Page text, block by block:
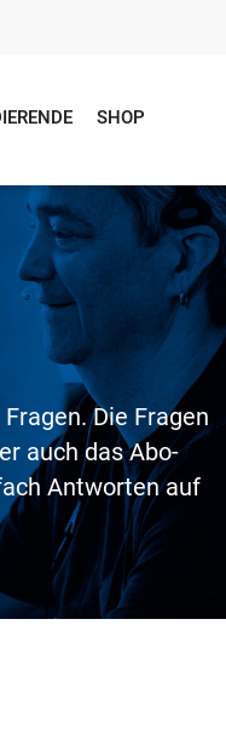
SHOP
Die Fragen
auch das Abo-
Antworten auf